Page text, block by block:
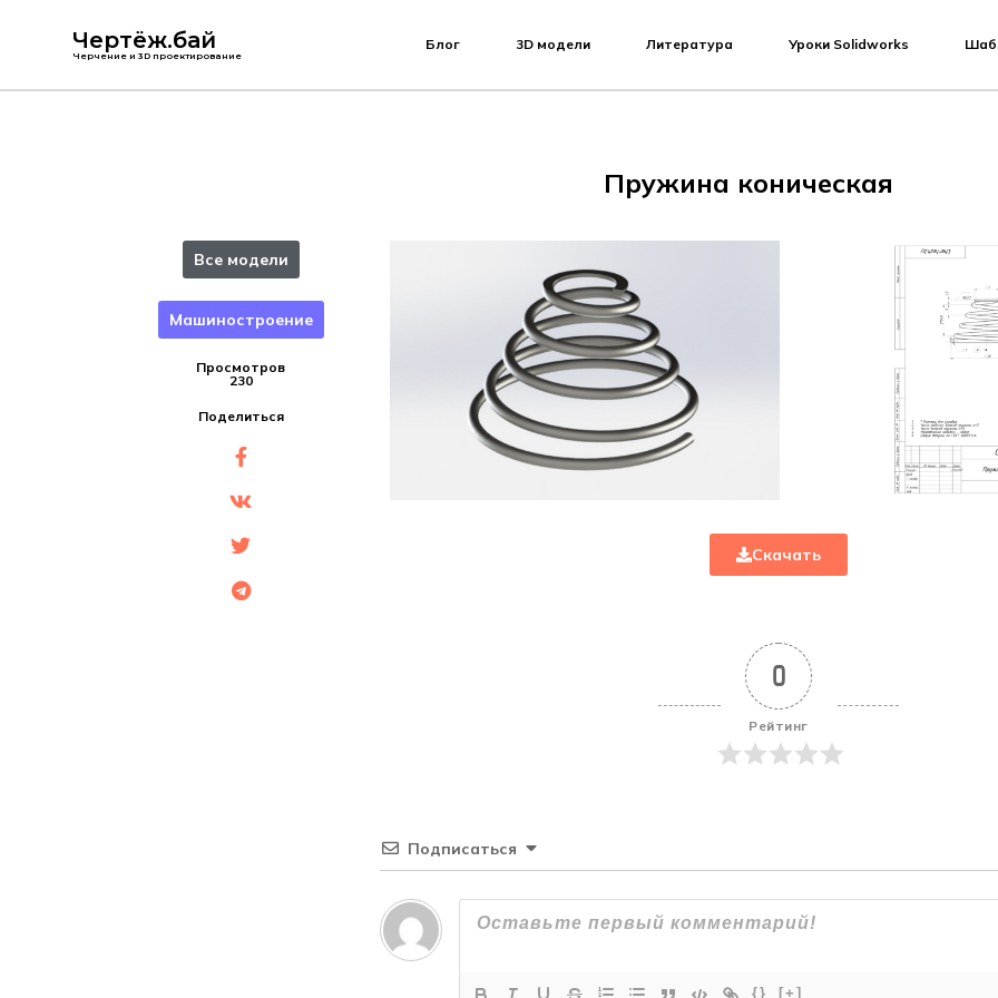
Чертёж.бай
Черчение и 3D проектирование
Блог 3D модели Литература Уроки Solidworks
Пружина коническая
Все модели
Машиностроение
Просмотров
230
Поделиться
Скачать
0
Рейтинг
Подписаться
{} [+]